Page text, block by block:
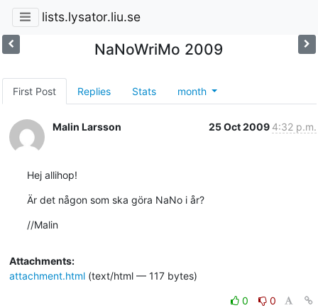
lists.lysator.liu.se
NaNoWriMo 2009
First Post Replies Stats month
Malin Larsson 25 Oct 2009 4:32 p.m.
Hej allihop!
Är det någon som ska göra NaNo i år?
//Malin
Attachments:
attachment.html(text/html — 117 bytes)
0
0